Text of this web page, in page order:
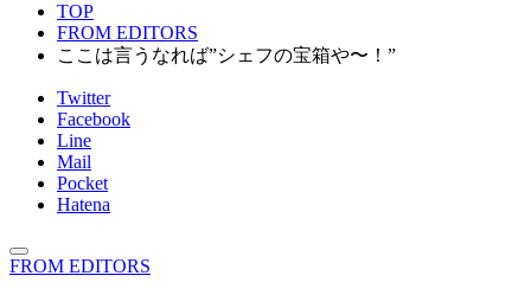
TOP
FROM EDITORS
ここは言うなれば”シェフの宝箱や〜！”
Twitter
Facebook
Line
Mail
Pocket
Hatena
FROM EDITORS